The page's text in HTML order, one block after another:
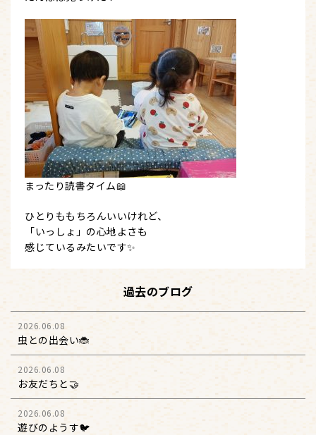
まったり読書タイム📖
ひとりももちろんいいけれど、
「いっしょ」の心地よさも
感じているみたいです✨
過去のブログ
2026.06.08
虫との出会い🐞
2026.06.08
お友だちと🤝
2026.06.08
遊びのようす🐦